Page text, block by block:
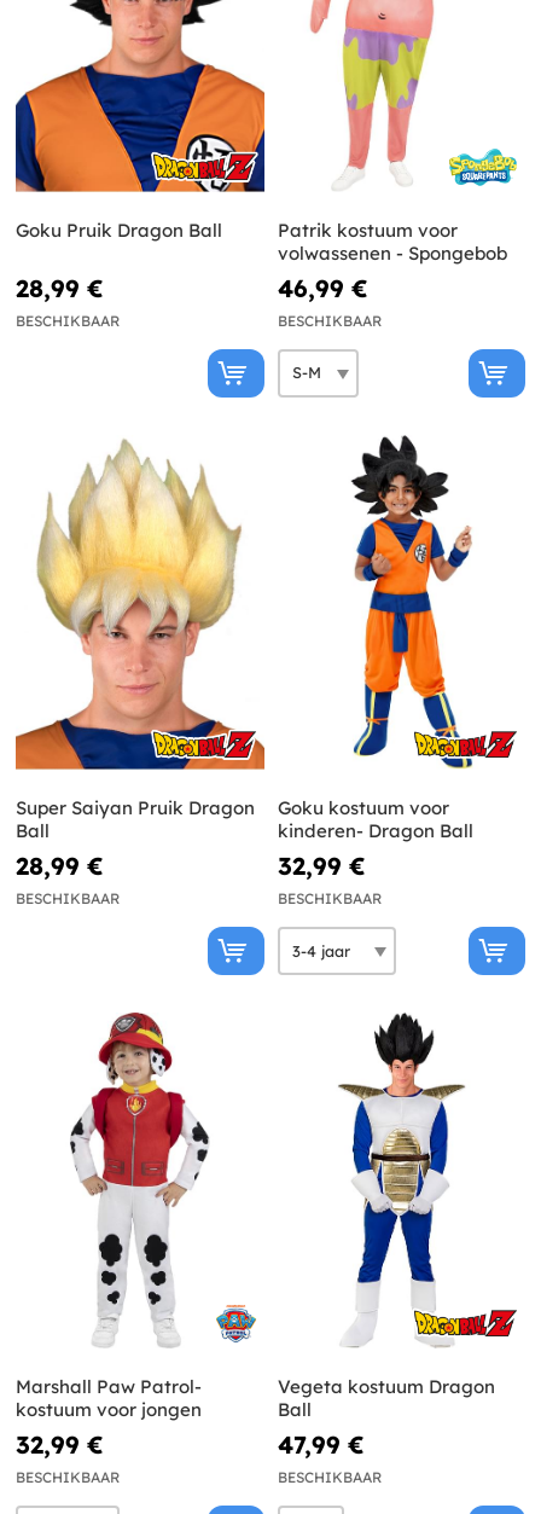
Goku Pruik Dragon Ball
28,99 €
BESCHIKBAAR
Patrik kostuum voor
volwassenen - Spongebob
46,99 €
BESCHIKBAAR
Super Saiyan Pruik Dragon
Ball
28,99 €
BESCHIKBAAR
Goku kostuum voor
kinderen- Dragon Ball
32,99 €
BESCHIKBAAR
Marshall Paw Patrol-
kostuum voor jongen
32,99 €
BESCHIKBAAR
Vegeta kostuum Dragon
Ball
47,99 €
BESCHIKBAAR